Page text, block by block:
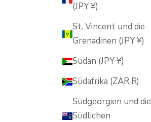
(JPY ¥)
St. Vincent und die
Grenadinen (JPY ¥)
Sudan (JPY ¥)
Südafrika (ZAR R)
Südgeorgien und die
Südlichen